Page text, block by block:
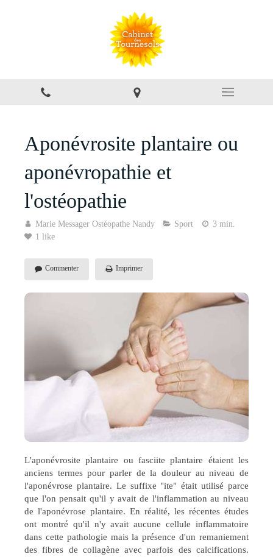
Aponévrosite plantaire ou
aponévropathie et
l'ostéopathie
Marie Messager Ostéopathe Nandy Sport
3 min.
1 like
Commenter Imprimer
L'aponévrosite plantaire ou fasciite plantaire étaient les
anciens termes pour parler de la douleur au niveau de
l'aponévrose plantaire. Le suffixe "ite" était utilisé parce
que l'on pensait qu'il y avait de l'inflammation au niveau
de l'aponévrose plantaire. En réalité, les récentes études
ont montré qu'il n'y avait aucune cellule inflammatoire
dans cette pathologie mais la présence d'un remaniement
des fibres de collagène avec parfois des calcifications.